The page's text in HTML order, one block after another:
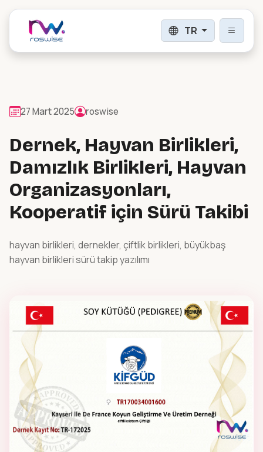
TR
Kayıt Ol
ÜRÜNLER
Sürü Takip Sistemleri
Sürü takip sistemi ve çiftlik yönetimi.
Koyun, keçi ve inek için otomatik ve manuel
tartım, sayım, ayırma ve tedavi istasyonları.
Dijital hayvancılık takibi için Bluetooth RFID
terminalleri.
Küçükbaş ve büyükbaş hayvanlar için UHF RFID
kulak küpeleri.
Çeşitli Çevre Cihazları
Sürü yönetiminde Dam/Ahır iklimini, süt tank
durumlarını takip edin, kayıt altına alın.
27 Mart 2025 roswise
Dernek, Hayvan Birlikleri,
Damızlık Birlikleri, Hayvan
Organizasyonları,
Kooperatif için Sürü Takibi
hayvan birlikleri, dernekler, çiftlik birlikleri, büyükbaş
hayvan birlikleri sürü takip yazılımı